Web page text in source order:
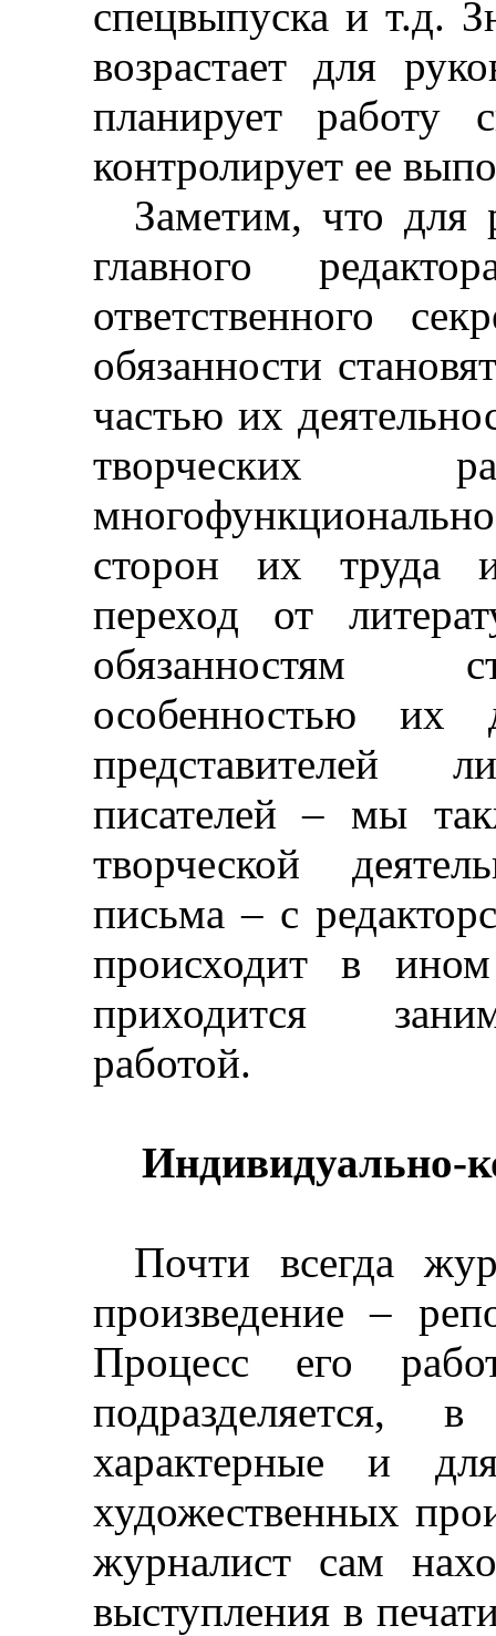
спецвыпуска и т.д.
возрастает для
планирует работу
контролирует ее
Заметим, что для
главного
ответственного
обязанности
частью их
творческих
сторон их труда
переход от
обязанностям
особенностью их
представителей
писателей– мы
творческой
письма–с
происходит в
приходится
работой.
Индивидуально-
Почти всегда
произведение–
Процесс его
характерные и
художественных
журналист сам
выступления в